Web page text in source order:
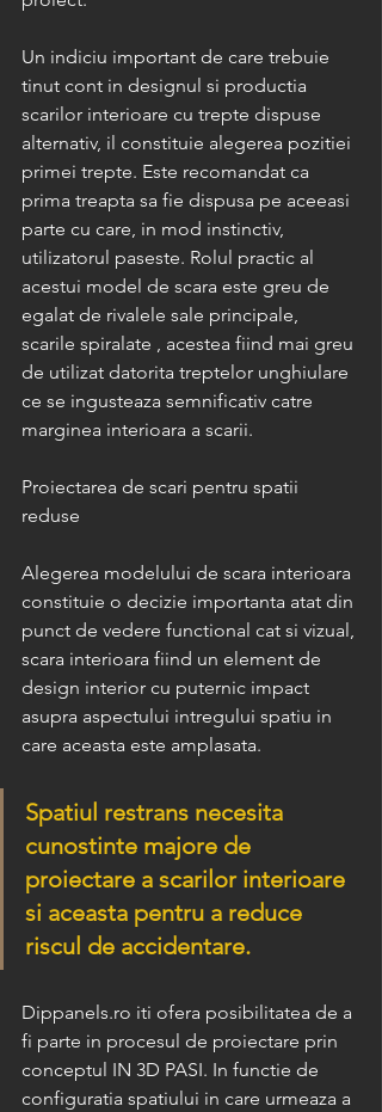
Un indiciu important de care trebuie
tinut cont in designul si productia
scarilor interioare cu trepte dispuse
alternativ, il constituie alegerea pozitiei
primei trepte. Este recomandat ca
prima treapta sa fie dispusa pe aceeasi
parte cu care, in mod instinctiv,
utilizatorul paseste. Rolul practic al
acestui model de scara este greu de
egalat de rivalele sale principale,
scarile spiralate , acestea fiind mai greu
de utilizat datorita treptelor unghiulare
ce se ingusteaza semnificativ catre
marginea interioara a scarii.
Proiectarea de scari pentru spatii
reduse
Alegerea modelului de scara interioara
constituie o decizie importanta atat din
punct de vedere functional cat si vizual,
scara interioara fiind un element de
design interior cu puternic impact
asupra aspectului intregului spatiu in
care aceasta este amplasata.
Spatiul restrans necesita
cunostinte majore de
proiectare a scarilor interioare
si aceasta pentru a reduce
riscul de accidentare.
Dippanels.ro iti ofera posibilitatea de a
fi parte in procesul de proiectare prin
conceptul IN 3D PASI. In functie de
configuratia spatiului in care urmeaza a